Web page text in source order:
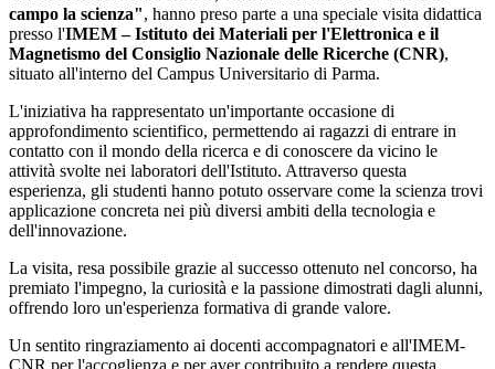
campo la scienza", hanno preso parte a una speciale visita didattica
presso l'IMEM – Istituto dei Materiali per l'Elettronica e il
Magnetismo del Consiglio Nazionale delle Ricerche (CNR),
situato all'interno del Campus Universitario di Parma.
L'iniziativa ha rappresentato un'importante occasione di
approfondimento scientifico, permettendo ai ragazzi di entrare in
contatto con il mondo della ricerca e di conoscere da vicino le
attività svolte nei laboratori dell'Istituto. Attraverso questa
esperienza, gli studenti hanno potuto osservare come la scienza trovi
applicazione concreta nei più diversi ambiti della tecnologia e
dell'innovazione.
La visita, resa possibile grazie al successo ottenuto nel concorso, ha
premiato l'impegno, la curiosità e la passione dimostrati dagli alunni,
offrendo loro un'esperienza formativa di grande valore.
Un sentito ringraziamento ai docenti accompagnatori e all'IMEM-